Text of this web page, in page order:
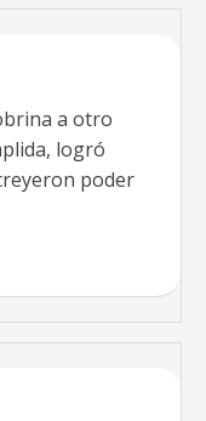
a otro
logró
poder